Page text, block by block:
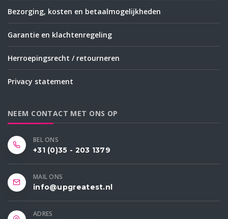
Bezorging, kosten en betaalmogelijkheden
Garantie en klachtenregeling
Herroepingsrecht / retourneren
Privacy statement
NEEM CONTACT MET ONS OP
BEL ONS
+31 (0)35 - 203 1379
MAIL ONS
info@upgreatest.nl
ADRES